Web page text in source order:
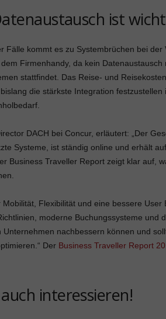
ist
Fälle kommt es zu Systembrüchen bei der
Firmenhandy, da kein Datenaustausch
stattfindet. Das Reise- und
die stärkste Integration festzustellen
DACH bei Concur, erläutert: „Der
Systeme, ist ständig online und erhält
Business Traveller Report zeigt klar auf,
Flexibilität und eine bessere User
moderne Buchungssysteme und
nachbessern können und
Der Business Traveller Report
interessieren!